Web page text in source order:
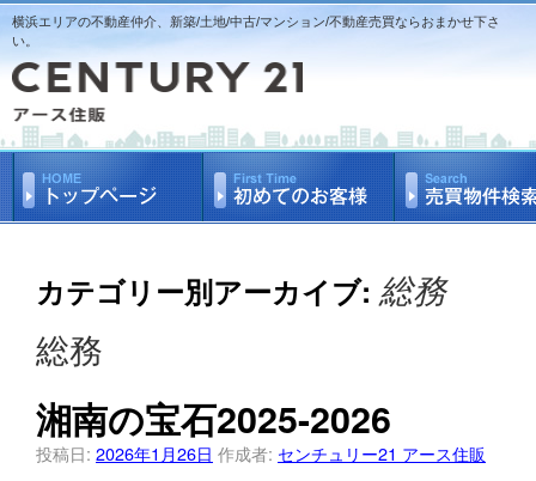
横浜エリアの不動産仲介、新築/土地/中古/マンション/不動産売買ならおまかせ下さ
い。
カテゴリー別アーカイブ: 総務
総務
湘南の宝石2025-2026
投稿日: 2026年1月26日 作成者: センチュリー21 アース住販